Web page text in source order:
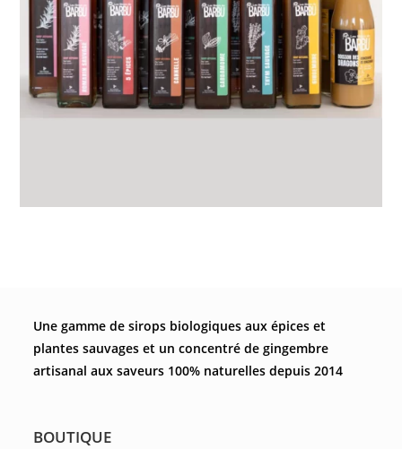
Une gamme de sirops biologiques aux épices et
plantes sauvages et un concentré de gingembre
artisanal aux saveurs 100% naturelles depuis 2014
BOUTIQUE